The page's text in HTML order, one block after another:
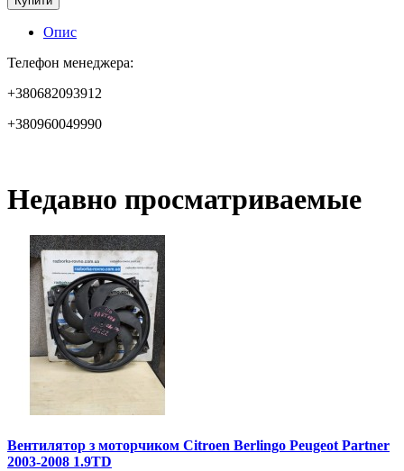
Опис
Телефон менеджера:
+380682093912
+380960049990
Недавно просматриваемые
Вентилятор з моторчиком Citroen Berlingo Peugeot Partner
2003-2008 1.9TD